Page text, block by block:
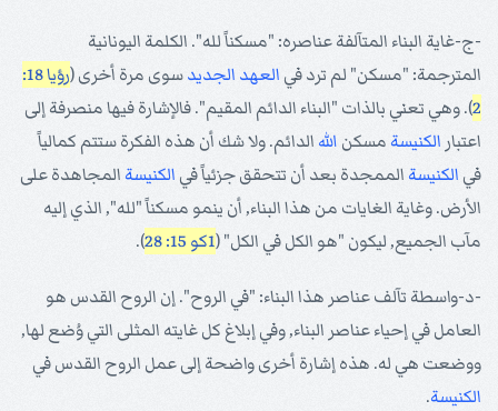
-ج-غاية البناء المتآلفة عناصره: "مسكناً لله". الكلمة اليونانية
المترجمة: "مسكن" لم ترد في العهد الجديدسوى مرة أخرى (
رؤيا 18:
2). وهي تعني بالذات "البناء الدائم المقيم". فالإشارة فيها منصرفة إلى
اعتبار الكنيسة مسكن الله الدائم. ولا شك أن هذه الفكرة ستتم كمالياً
في الكنيسة الممجدة بعد أن تتحقق جزئياً في الكنيسة المجاهدة على
الأرض. وغاية الغايات من هذا البناء, أن ينمو مسكناً "لله", الذي إليه
مآب الجميع, ليكون "هو الكل في الكل" (1كو 15: 28 ).
-د-واسطة تآلف عناصر هذا البناء: "في الروح". إن الروح القدس هو
العامل في إحياء عناصر البناء, وفي إبلاغ كل غايته المثلى التي وُضع لها,
ووضعت هي له. هذه إشارة أخرى واضحة إلى عمل الروح القدس في
الكنيسة.